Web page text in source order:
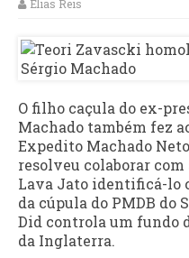
Elias Reis
O filho caçula do ex-
Machado também fez
Expedito Machado
resolveu colaborar com
Lava Jato identificá-lo
da cúpula do PMDB do
Did controla um fundo
da Inglaterra.